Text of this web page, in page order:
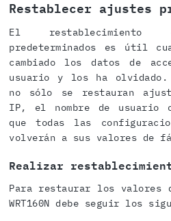
Restablecer ajustes
El
predeterminados es útil
cambiado los datos de
usuario y los ha olvidado.
no sólo se restauran
IP, el nombre de usuario
que todas las
volverán a sus valores de
Realizar
Para restaurar los valores
WRT160N debe seguir los